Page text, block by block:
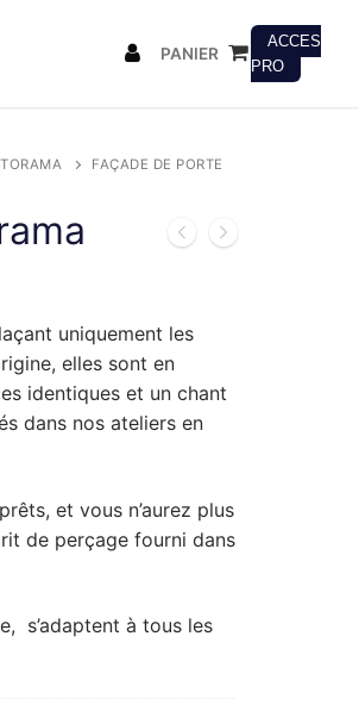
PANIER
ACCES
PRO
FAÇADE DE PORTE
uniquement les
elles sont en
identiques et un chant
dans nos ateliers en
et vous n’aurez plus
de perçage fourni dans
s’adaptent à tous les